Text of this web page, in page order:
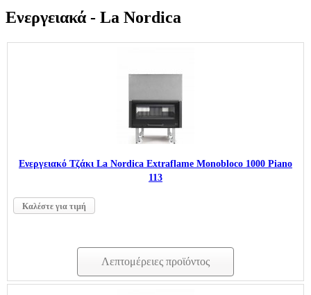
Ενεργειακά - La Nordica
Ενεργειακό Τζάκι La Nordica Extraflame Monobloco 1000 Piano
113
Καλέστε για τιμή
Λεπτομέρειες προϊόντος